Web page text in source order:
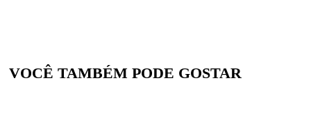
VOCÊ TAMBÉM PODE GOSTAR